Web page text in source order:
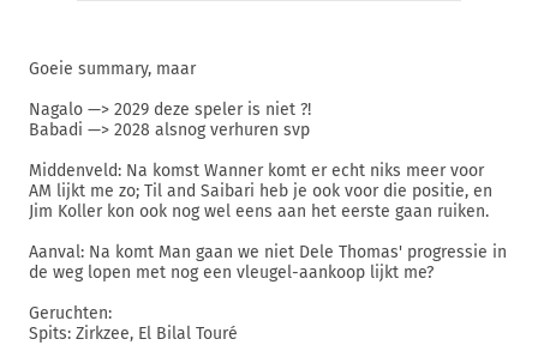
Goeie summary, maar
Nagalo —> 2029 deze speler is niet ?!
Babadi —> 2028 alsnog verhuren svp
Middenveld: Na komst Wanner komt er echt niks meer voor
AM lijkt me zo; Til and Saibari heb je ook voor die positie, en
Jim Koller kon ook nog wel eens aan het eerste gaan ruiken.
Aanval: Na komt Man gaan we niet Dele Thomas' progressie in
de weg lopen met nog een vleugel-aankoop lijkt me?
Geruchten:
Spits: Zirkzee, El Bilal Touré